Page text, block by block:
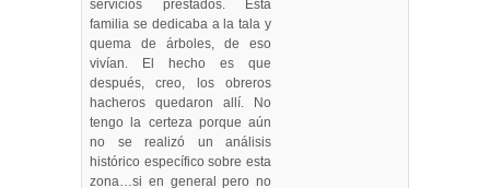
servicios prestados. Esta
familia se dedicaba a la tala y
quema de árboles, de eso
vivían. El hecho es que
después, creo, los obreros
hacheros quedaron allí. No
tengo la certeza porque aún
no se realizó un análisis
histórico específico sobre esta
zona…si en general pero no